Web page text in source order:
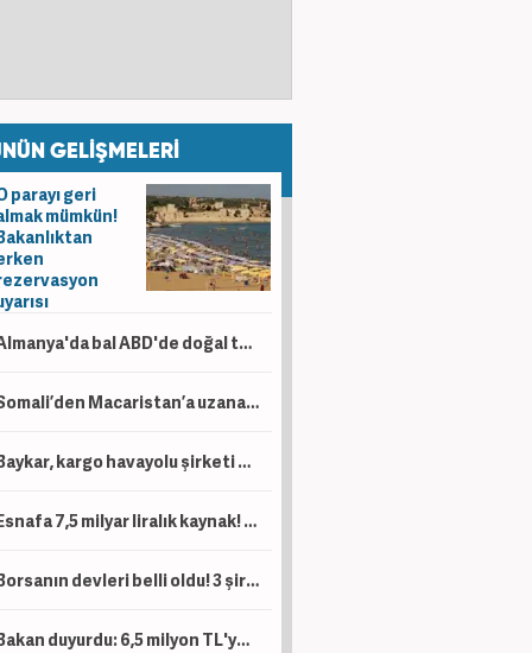
GELİŞMELERİ
parayı geri
mümkün!
Almanya'da bal ABD'de doğal taş Hindistan'da çikolata! 80 ülkenin pazar raporu yayımlandı
Somali’den Macaristan’a uzanan enerji ağı! Türkiye’nin gücü 3 kıtaya yayılıyor
Baykar, kargo havayolu şirketi açıyor
Esnafa 7,5 milyar liralık kaynak! 'Kesintisiz bir şekilde desteklemeye devam'
Borsanın devleri belli oldu! 3 şirketin piyasa değeri 1 trilyon lirayı aştı
Bakan duyurdu: 6,5 milyon TL'ye kadar destek sağlanacak!